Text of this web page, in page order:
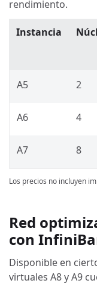
rendimiento.
Instancia
A5 2
A6 4
A7 8
Los precios no incluyen
Red
con
Disponible en
virtuales A8 y A9